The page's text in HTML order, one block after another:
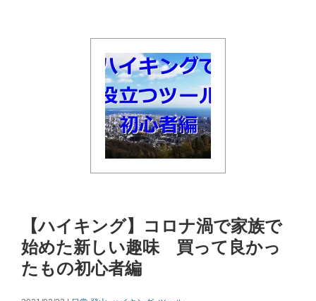
【ハイキング】コロナ渦で家族で
始めた新しい趣味 買って良かっ
たもの初心者編